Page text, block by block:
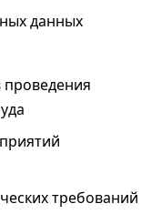
данных
проведения
требований